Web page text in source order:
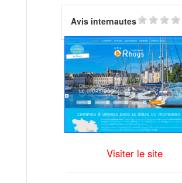
Avis internautes
Visiter le site